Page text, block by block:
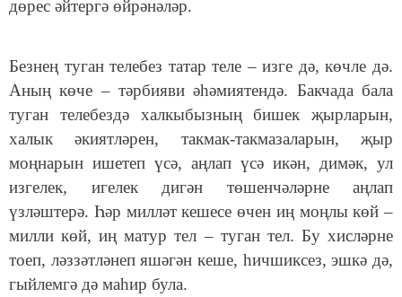
дөрес әйтергә өйрәнәләр.
Безнең туган телебез татар теле – изге дә, көчле дә.
Аның көче – тәрбияви әһәмиятендә. Бакчада бала
туган телебездә халкыбызның бишек җырларын,
халык әкиятләрен, такмак-такмазаларын, җыр
моңнарын ишетеп үсә, аңлап үсә икән, димәк, ул
изгелек, игелек дигән төшенчәләрне аңлап
үзләштерә. Һәр милләт кешесе өчен иң моңлы көй –
милли көй, иң матур тел – туган тел. Бу хисләрне
тоеп, ләззәтләнеп яшәгән кеше, һичшиксез, эшкә дә,
гыйлемгә дә маһир була.